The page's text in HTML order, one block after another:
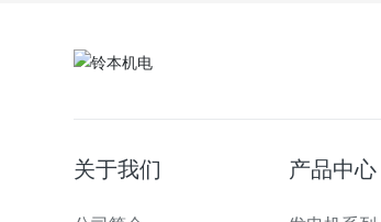
闭，压力在2 ~ 4千克/cm2之间，制药工
业、酿酒工业中的搅拌压力为4千
动压力为25 ~ 60千克/cm2，油井压裂压
力为150千克/cm2，“两定律” 约为油压
关于我们 产品中心